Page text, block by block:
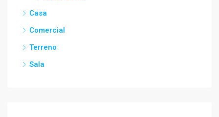
Casa
Comercial
Terreno
Sala